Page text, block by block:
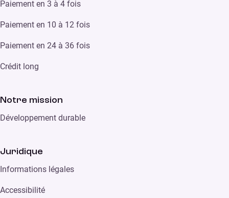
Paiement en 3 à 4 fois
Paiement en 10 à 12 fois
Paiement en 24 à 36 fois
Crédit long
Notre mission
Développement durable
Juridique
Informations légales
Accessibilité